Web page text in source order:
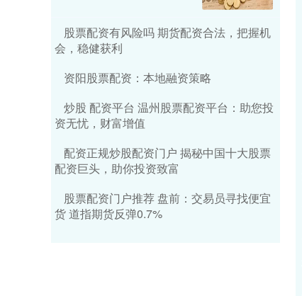
股票配资有风险吗 期货配资合法，把握机
会，稳健获利
资阳股票配资：本地融资策略
炒股 配资平台 温州股票配资平台：助您投
资无忧，财富增值
配资正规炒股配资门户 揭秘中国十大股票
配资巨头，助你投资致富
股票配资门户推荐 盘前：交易员寻找便宜
货 道指期货反弹0.7%